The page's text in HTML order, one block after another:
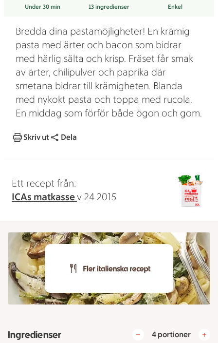
Under 30 min 13 ingredienser Enkel
Bredda dina pastamöjligheter! En krämig
pasta med ärter och bacon som bidrar
med härlig sälta och krisp. Fräset får smak
av ärter, chilipulver och paprika där
smetana bidrar till krämigheten. Blanda
med nykokt pasta och toppa med rucola.
En middag som förför både ögon och gom.
Skriv ut Dela
Ett recept från:
ICAs matkassev 24 2015
Ingredienser 4 portioner